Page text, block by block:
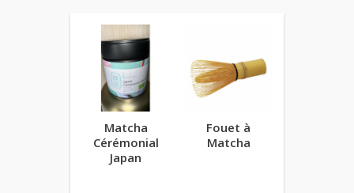
Matcha
Cérémonial
Japan
Fouet à
Matcha